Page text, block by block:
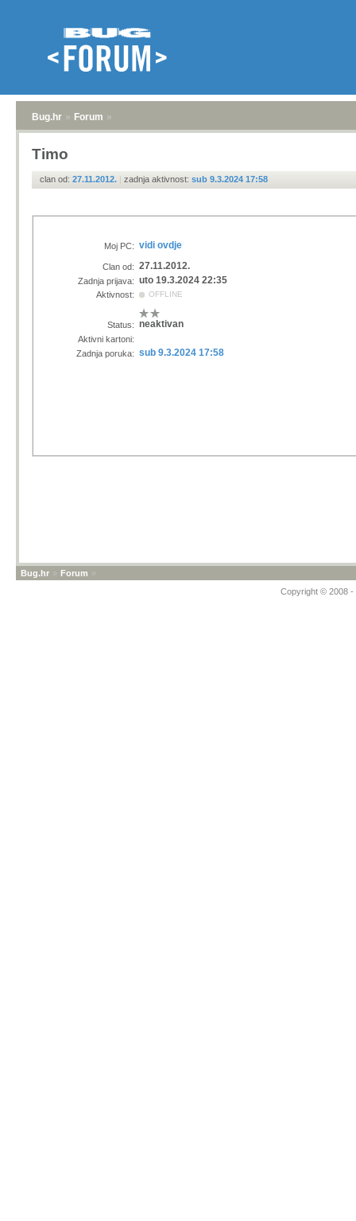
Bug.hr » Forum »
Timo
clan od: 27.11.2012. | zadnja aktivnost: sub 9.3.2024 17:58
Moj PC: vidi ovdje
Clan od: 27.11.2012.
Zadnja prijava: uto 19.3.2024 22:35
Aktivnost: OFFLINE
Status: neaktivan
Aktivni kartoni:
Zadnja poruka: sub 9.3.2024 17:58
Bug.hr » Forum »
Copyright © 2008 -